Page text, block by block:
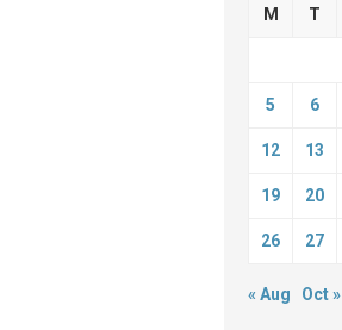
M T
5 6
12 13
19 20
26 27
« Aug Oct »